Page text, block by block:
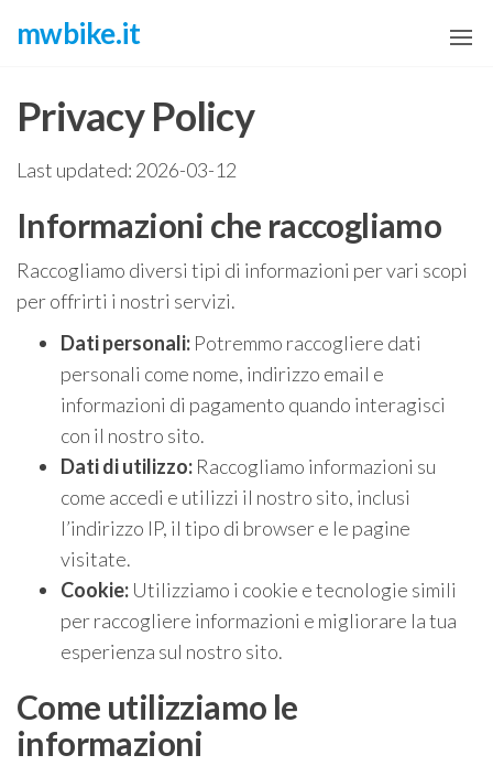
content
mwbike.it
Privacy Policy
Last updated: 2026-03-12
Informazioni che raccogliamo
Raccogliamo diversi tipi di informazioni per vari scopi
per offrirti i nostri servizi.
Dati personali: Potremmo raccogliere dati
personali come nome, indirizzo email e
informazioni di pagamento quando interagisci
con il nostro sito.
Dati di utilizzo: Raccogliamo informazioni su
come accedi e utilizzi il nostro sito, inclusi
l’indirizzo IP, il tipo di browser e le pagine
visitate.
Cookie: Utilizziamo i cookie e tecnologie simili
per raccogliere informazioni e migliorare la tua
esperienza sul nostro sito.
Come utilizziamo le
informazioni